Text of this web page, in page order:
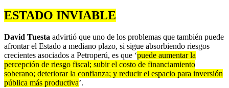
ESTADO INVIABLE
David Tuesta advirtió que uno de los problemas que también puede
afrontar el Estado a mediano plazo, si sigue absorbiendo riesgos
crecientes asociados a Petroperú, es que ‘puede aumentar la
percepción de riesgo fiscal; subir el costo de financiamiento
soberano; deteriorar la confianza; y reducir el espacio para inversión
pública más productiva’.